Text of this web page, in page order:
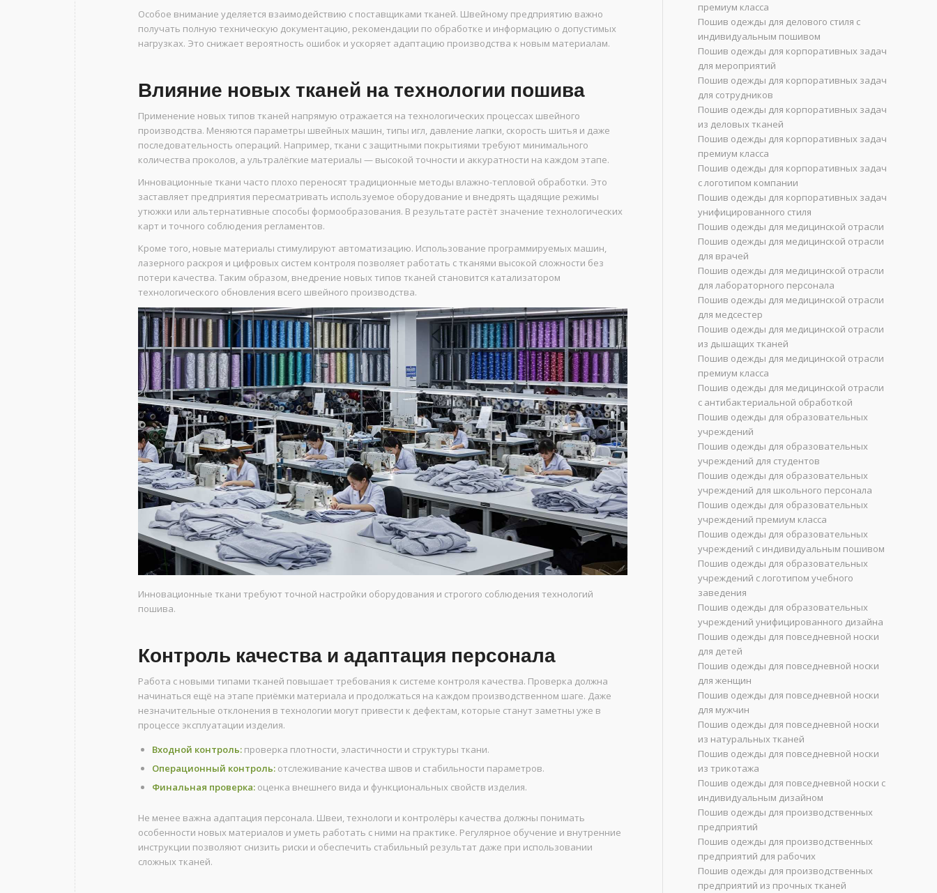
Особое внимание уделяется взаимодействию с поставщиками тканей. Швейному предприятию важно
получать полную техническую документацию, рекомендации по обработке и информацию о допустимых
нагрузках. Это снижает вероятность ошибок и ускоряет адаптацию производства к новым материалам.
Влияние новых тканей на технологии пошива
Применение новых типов тканей напрямую отражается на технологических процессах швейного
производства. Меняются параметры швейных машин, типы игл, давление лапки, скорость шитья и даже
последовательность операций. Например, ткани с защитными покрытиями требуют минимального
количества проколов, а ультралёгкие материалы — высокой точности и аккуратности на каждом этапе.
Инновационные ткани часто плохо переносят традиционные методы влажно-тепловой обработки. Это
заставляет предприятия пересматривать используемое оборудование и внедрять щадящие режимы
утюжки или альтернативные способы формообразования. В результате растёт значение технологических
карт и точного соблюдения регламентов.
Кроме того, новые материалы стимулируют автоматизацию. Использование программируемых машин,
лазерного раскроя и цифровых систем контроля позволяет работать с тканями высокой сложности без
потери качества. Таким образом, внедрение новых типов тканей становится катализатором
технологического обновления всего швейного производства.
Инновационные ткани требуют точной настройки оборудования и строгого соблюдения технологий
пошива.
Контроль качества и адаптация персонала
Работа с новыми типами тканей повышает требования к системе контроля качества. Проверка должна
начинаться ещё на этапе приёмки материала и продолжаться на каждом производственном шаге. Даже
незначительные отклонения в технологии могут привести к дефектам, которые станут заметны уже в
процессе эксплуатации изделия.
Входной контроль: проверка плотности, эластичности и структуры ткани.
Операционный контроль: отслеживание качества швов и стабильности параметров.
Финальная проверка: оценка внешнего вида и функциональных свойств изделия.
Не менее важна адаптация персонала. Швеи, технологи и контролёры качества должны понимать
особенности новых материалов и уметь работать с ними на практике. Регулярное обучение и внутренние
инструкции позволяют снизить риски и обеспечить стабильный результат даже при использовании
сложных тканей.
премиум класса
Пошив одежды для делового стиля с
индивидуальным пошивом
Пошив одежды для корпоративных задач
для мероприятий
Пошив одежды для корпоративных задач
для сотрудников
Пошив одежды для корпоративных задач
из деловых тканей
Пошив одежды для корпоративных задач
премиум класса
Пошив одежды для корпоративных задач
с логотипом компании
Пошив одежды для корпоративных задач
унифицированного стиля
Пошив одежды для медицинской отрасли
Пошив одежды для медицинской отрасли
для врачей
Пошив одежды для медицинской отрасли
для лабораторного персонала
Пошив одежды для медицинской отрасли
для медсестер
Пошив одежды для медицинской отрасли
из дышащих тканей
Пошив одежды для медицинской отрасли
премиум класса
Пошив одежды для медицинской отрасли
с антибактериальной обработкой
Пошив одежды для образовательных
учреждений
Пошив одежды для образовательных
учреждений для студентов
Пошив одежды для образовательных
учреждений для школьного персонала
Пошив одежды для образовательных
учреждений премиум класса
Пошив одежды для образовательных
учреждений с индивидуальным пошивом
Пошив одежды для образовательных
учреждений с логотипом учебного
заведения
Пошив одежды для образовательных
учреждений унифицированного дизайна
Пошив одежды для повседневной носки
для детей
Пошив одежды для повседневной носки
для женщин
Пошив одежды для повседневной носки
для мужчин
Пошив одежды для повседневной носки
из натуральных тканей
Пошив одежды для повседневной носки
из трикотажа
Пошив одежды для повседневной носки с
индивидуальным дизайном
Пошив одежды для производственных
предприятий
Пошив одежды для производственных
предприятий для рабочих
Пошив одежды для производственных
предприятий из прочных тканей